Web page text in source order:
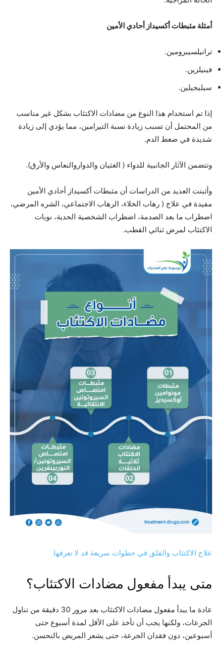
أمثلة مثبطات أكسيداز أحادي الأمين
ترانيلسيبرومين.
فينيلزين.
سيليجيلين.
إذا تم استخدام هذا النوع من مضادات الاكتئاب بشكل غير مناسب
من المحتمل أن تسبب زيادة نسبة التيرامين، مما يؤدي إلى زيادة
شديدة في ضغط الدم.
وتتضمن الآثار الجانبية للدواء ( الغثيان والدواروالنعاس والأرق).
وأثبتت العديد من الدراسات أن مثبطات أكسيداز أحادي الأمين
مفيدة في علاج ( رهاب الخلاء، الرهاب الاجتماعي، الشره المرضي،
اضطراب ما بعد الصدمة، اضطراب الشخصية الحدية، نوبات
الاكتئاب لمرض ثنائي القطب.
علاج الاكتئاب والقلق في خطوات سريعة قد لا تعرفها
متى يبدأ مفعول مضادات الاكتئاب؟
عادة ما يبدأ مفعول مضادات الاكتئاب بعد مرور 30 دقيقة من تناول
الجرعات، ولكنها يجب أن تأخذ على الأقل لمدة أسبوع حتى
أسبوعين، دون فقدان الجرعة، حتى يشعر المريض بالتحسن.